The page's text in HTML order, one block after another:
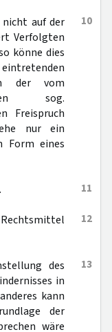
10
nicht auf der
Verfolgten
könne dies
der vom
sog.
Freispruch
nur ein
Form eines
11
12
13
des
in
kann
der
wäre